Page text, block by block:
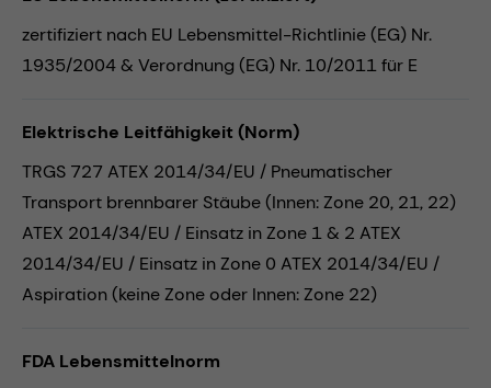
zertifiziert nach EU Lebensmittel-Richtlinie (EG) Nr.
1935/2004 & Verordnung (EG) Nr. 10/2011 für E
Elektrische Leitfähigkeit (Norm)
TRGS 727 ATEX 2014/34/EU / Pneumatischer
Transport brennbarer Stäube (Innen: Zone 20, 21, 22)
ATEX 2014/34/EU / Einsatz in Zone 1 & 2 ATEX
2014/34/EU / Einsatz in Zone 0 ATEX 2014/34/EU /
Aspiration (keine Zone oder Innen: Zone 22)
FDA Lebensmittelnorm